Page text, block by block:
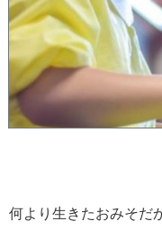
何より生きたおみそだ